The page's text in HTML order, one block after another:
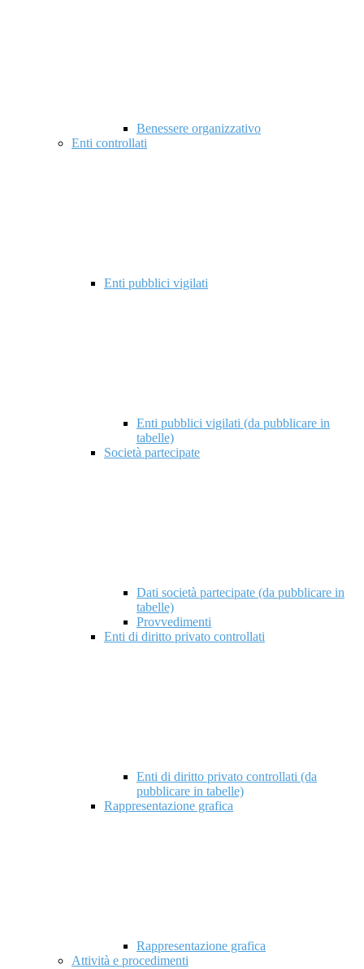
Benessere organizzativo
Enti controllati
Enti pubblici vigilati
Enti pubblici vigilati (da pubblicare in
tabelle)
Società partecipate
Dati società partecipate (da pubblicare in
tabelle)
Provvedimenti
Enti di diritto privato controllati
Enti di diritto privato controllati (da
pubblicare in tabelle)
Rappresentazione grafica
Rappresentazione grafica
Attività e procedimenti